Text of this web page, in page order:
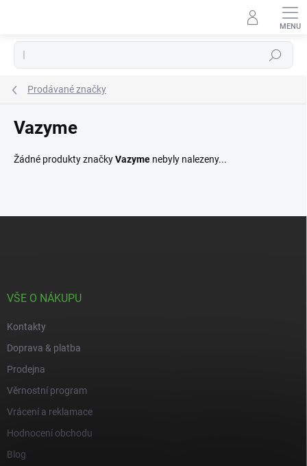
Hledat
Prodávané značky
Vazyme
Žádné produkty značkyVazyme nebyly nalezeny...
VŠE O NÁKUPU
Kontakty
Doprava & platba
Prodejna
Věrnostní program
Vrácení a reklamace
Hodnocení obchodu
Blog